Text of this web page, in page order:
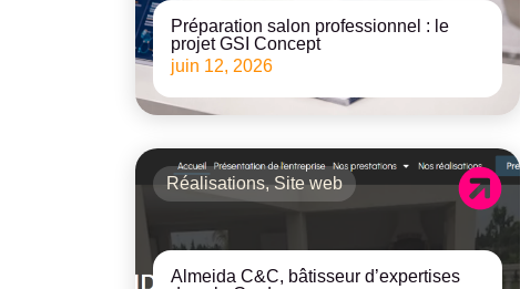
Préparation salon professionnel : le
projet GSI Concept
juin 12, 2026
Réalisations,Site web
Almeida C&C, bâtisseur d’expertises